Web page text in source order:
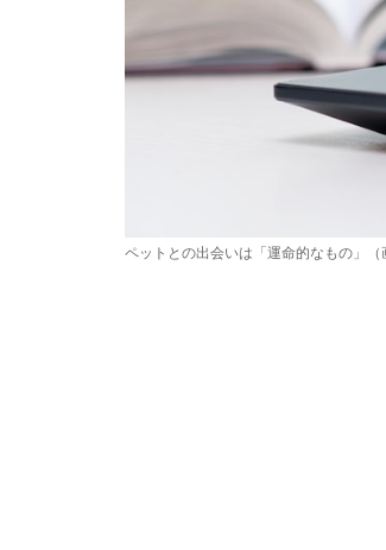
ペットとの出会いは「運命的なもの」（